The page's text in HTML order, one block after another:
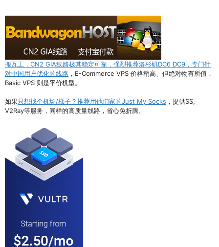
搬瓦工，CN2 GIA线路极其稳定可靠，强烈推荐洛杉矶DC6 DC9，专门针
对中国用户优化的线路 ，E-Commerce VPS 价格稍高、但绝对物有所值，
Basic VPS 则是平价机型。
如果只想找个机场/梯子？推荐用他们家的Just My Socks ，提供SS,
V2Ray等服务，同样的高质量线路，省心免折腾。